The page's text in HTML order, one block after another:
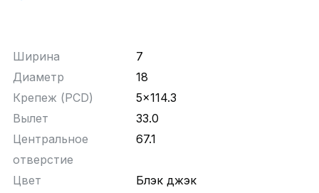
Ширина
7
Диаметр
18
Крепеж (PCD)
5x114.3
Вылет
33.0
Центральное
отверстие
67.1
Цвет
Блэк джэк